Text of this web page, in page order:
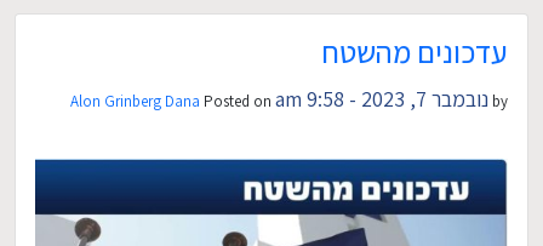
עדכונים מהשטח
Posted on נובמבר 7, 2023 - 9:58 am by
Alon Grinberg Dana